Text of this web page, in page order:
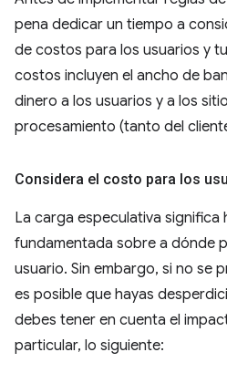
pena dedicar un tiempo a
de costos para los usuarios y
costos incluyen el ancho de
dinero a los usuarios y a los
procesamiento (tanto del
Considera el costo para los
La carga especulativa significa
fundamentada sobre a dónde
usuario. Sin embargo, si no se
es posible que hayas
debes tener en cuenta el
particular, lo siguiente: